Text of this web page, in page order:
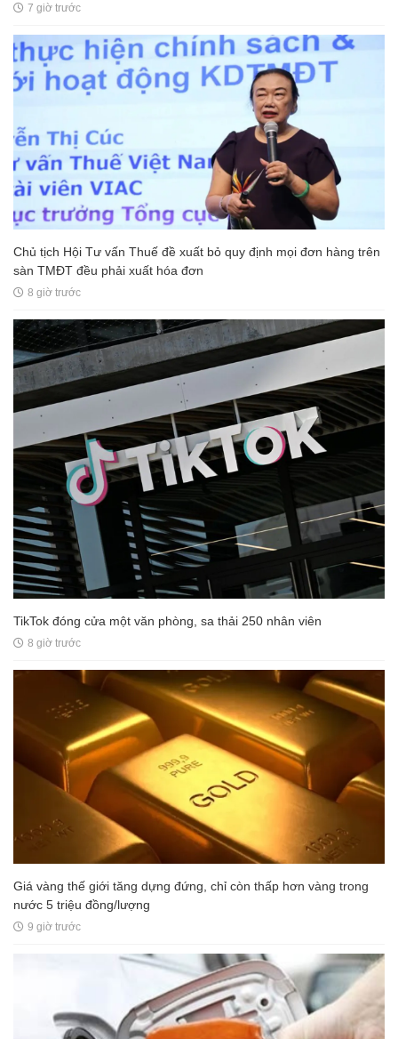
7 giờ trước
Chủ tịch Hội Tư vấn Thuế đề xuất bỏ quy định mọi đơn hàng trên
sàn TMĐT đều phải xuất hóa đơn
8 giờ trước
TikTok đóng cửa một văn phòng, sa thải 250 nhân viên
8 giờ trước
Giá vàng thế giới tăng dựng đứng, chỉ còn thấp hơn vàng trong
nước 5 triệu đồng/lượng
9 giờ trước